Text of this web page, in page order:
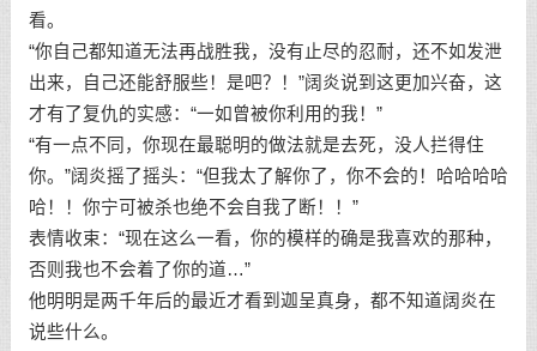
看。
“你自己都知道无法再战胜我，没有止尽的忍耐，还不如发泄
出来，自己还能舒服些！是吧？！”阔炎说到这更加兴奋，这
才有了复仇的实感：“一如曾被你利用的我！”
“有一点不同，你现在最聪明的做法就是去死，没人拦得住
你。”阔炎摇了摇头：“但我太了解你了，你不会的！哈哈哈哈
哈！！你宁可被杀也绝不会自我了断！！”
表情收束：“现在这么一看，你的模样的确是我喜欢的那种，
否则我也不会着了你的道…”
他明明是两千年后的最近才看到迦呈真身，都不知道阔炎在
说些什么。